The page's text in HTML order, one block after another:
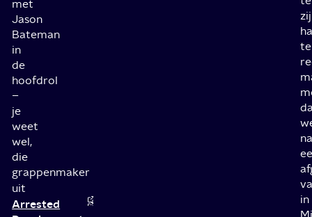
met
Jason
Bateman
in
de
hoofdrol
–
je
weet
wel,
die
grappenmaker
uit
Arrested
te
in